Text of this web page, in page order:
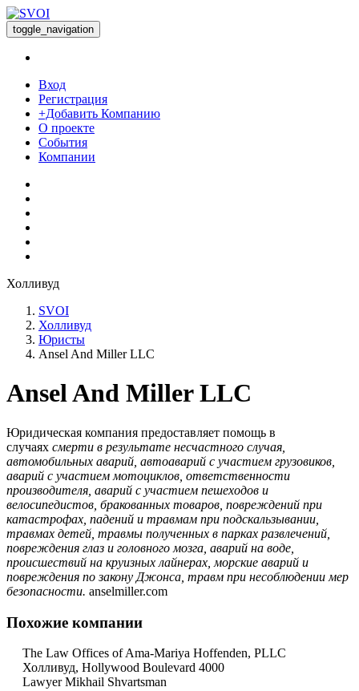
toggle_navigation
Вход
Регистрация
+Добавить Компанию
О проекте
События
Компании
Холливуд
SVOI
Холливуд
Юристы
Ansel And Miller LLC
Ansel And Miller LLC
Юридическая компания предоставляет помощь в
случаях смерти в результате несчастного случая,
автомобильных аварий, автоаварий с участием грузовиков,
аварий с участием мотоциклов, ответственности
производителя, аварий с участием пешеходов и
велосипедистов, бракованных товаров, повреждений при
катастрофах, падений и травмам при подскальзывании,
травмах детей, травмы полученных в парках развлечений,
повреждения глаз и головного мозга, аварий на воде,
происшествий на круизных лайнерах, морские аварий и
повреждения по закону Джонса, травм при несоблюдении мер
безопасности. anselmiller.com
Похожие компании
The Law Offices of Ama-Mariya Hoffenden, PLLC
Холливуд, Hollywood Boulevard 4000
Lawyer Mikhail Shvartsman